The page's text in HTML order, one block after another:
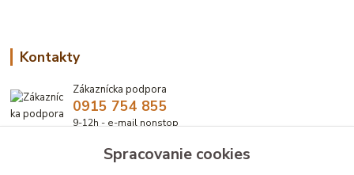
Kontakty
Zákaznícka podpora
0915 754 855
9-12h - e-mail nonstop
eshop@bbzoo.skSpracovanie cookies